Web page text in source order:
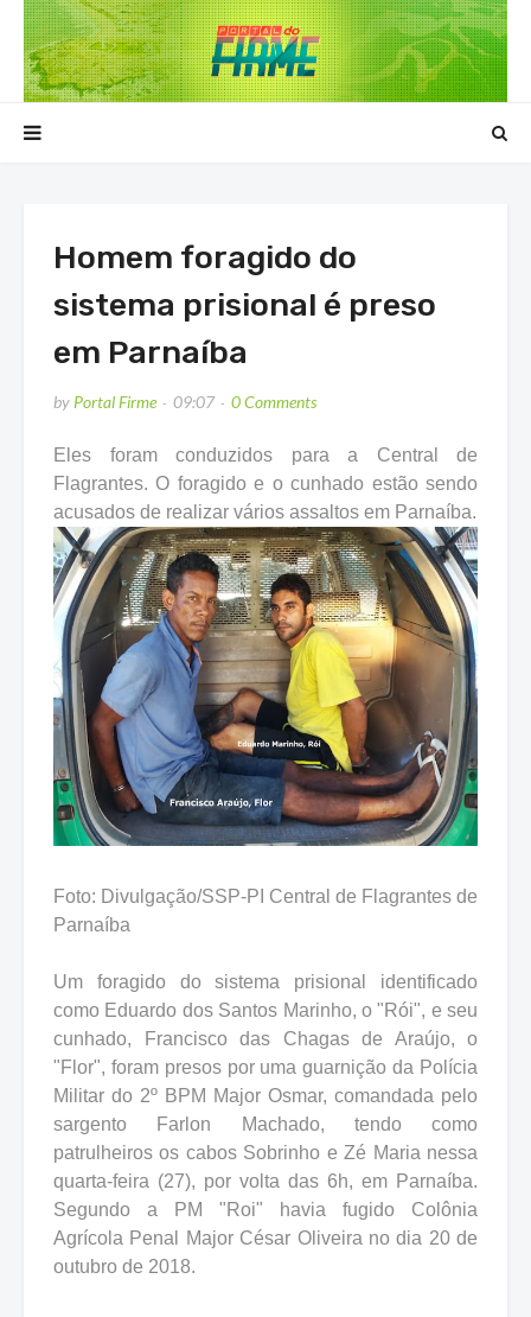
Homem foragido do
sistema prisional é preso
em Parnaíba
byPortal Firme 09:07 0 Comments
Eles foram conduzidos para a Central de
Flagrantes. O foragido e o cunhado estão sendo
acusados de realizar vários assaltos em Parnaíba.
Foto: Divulgação/SSP-PI Central de Flagrantes de
Parnaíba
Um foragido do sistema prisional identificado
como Eduardo dos Santos Marinho, o "Rói", e seu
cunhado, Francisco das Chagas de Araújo, o
"Flor", foram presos por uma guarnição da Polícia
Militar do 2º BPM Major Osmar, comandada pelo
sargento Farlon Machado, tendo como
patrulheiros os cabos Sobrinho e Zé Maria nessa
quarta-feira (27), por volta das 6h, em Parnaíba.
Segundo a PM "Roi" havia fugido Colônia
Agrícola Penal Major César Oliveira no dia 20 de
outubro de 2018.